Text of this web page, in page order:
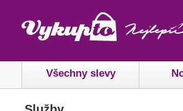
Všechny slevy